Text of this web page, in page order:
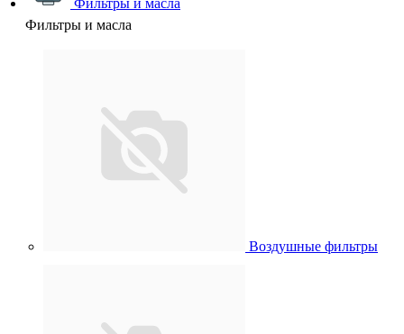
Фильтры и масла
Фильтры и масла
Воздушные фильтры